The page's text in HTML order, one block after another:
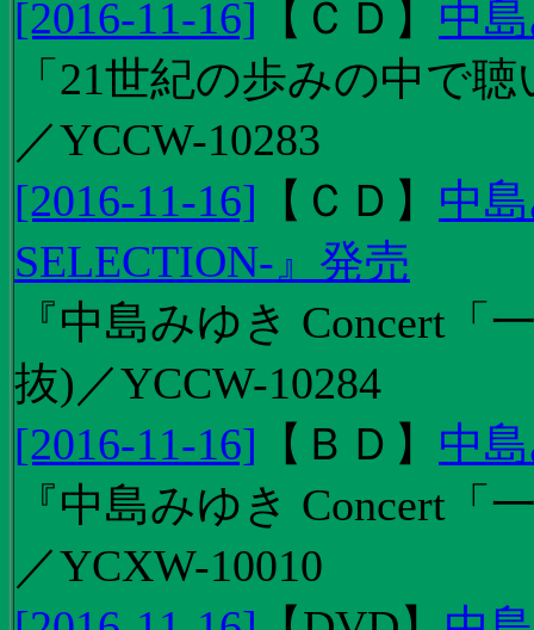
[2016-11-16] 【 ＣＤ 】 中
「21世紀の歩みの中で
／YCCW-10283
[2016-11-16] 【 ＣＤ 】 中
SELECTION-』発売
『中島みゆき Concert
抜)／YCCW-10284
[2016-11-16] 【 ＢＤ 】 中
『中島みゆき Concert
／YCXW-10010